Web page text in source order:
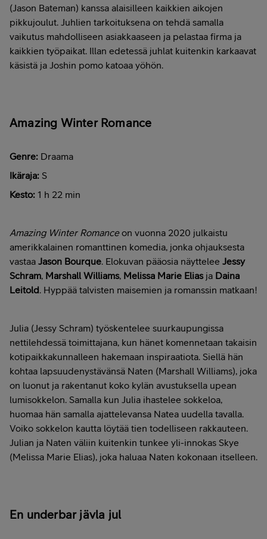
(Jason Bateman) kanssa alaisilleen kaikkien aikojen
pikkujoulut. Juhlien tarkoituksena on tehdä samalla
vaikutus mahdolliseen asiakkaaseen ja pelastaa firma ja
kaikkien työpaikat. Illan edetessä juhlat kuitenkin karkaavat
käsistä ja Joshin pomo katoaa yöhön.
Amazing Winter Romance
Genre: Draama
Ikäraja: S
Kesto: 1 h 22 min
Amazing Winter Romanceon vuonna 2020 julkaistu
amerikkalainen romanttinen komedia, jonka ohjauksesta
vastaa Jason Bourque. Elokuvan pääosia näyttelee Jessy
Schram, Marshall Williams, Melissa Marie Eliasja Daina
Leitold. Hyppää talvisten maisemien ja romanssin matkaan!
Julia (Jessy Schram) työskentelee suurkaupungissa
nettilehdessä toimittajana, kun hänet komennetaan takaisin
kotipaikkakunnalleen hakemaan inspiraatiota. Siellä hän
kohtaa lapsuudenystävänsä Naten (Marshall Williams), joka
on luonut ja rakentanut koko kylän avustuksella upean
lumisokkelon. Samalla kun Julia ihastelee sokkeloa,
huomaa hän samalla ajattelevansa Natea uudella tavalla.
Voiko sokkelon kautta löytää tien todelliseen rakkauteen.
Julian ja Naten väliin kuitenkin tunkee yli-innokas Skye
(Melissa Marie Elias), joka haluaa Naten kokonaan itselleen.
En underbar jävla jul